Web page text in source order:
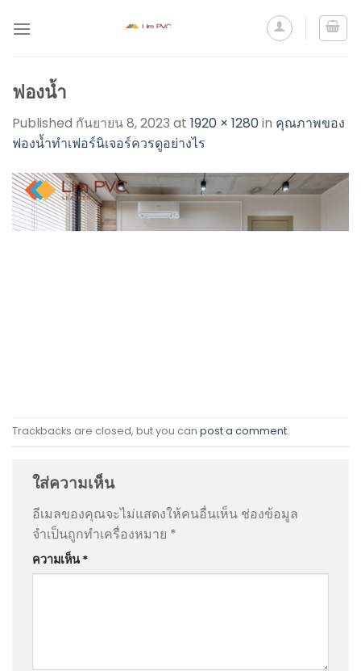
ฟองน้ำ
Published กันยายน 8, 2023 at 1920 × 1280in คุณภาพของ
ฟองน้ำทำเฟอร์นิเจอร์ควรดูอย่างไร
Trackbacks are closed, but you can post a comment.
ใส่ความเห็น
อีเมลของคุณจะไม่แสดงให้คนอื่นเห็น ช่องข้อมูล
จำเป็นถูกทำเครื่องหมาย *
ความเห็น *